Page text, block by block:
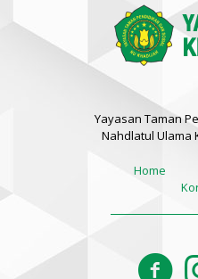
Yayasan Taman
Nahdlatul Ulama
Home